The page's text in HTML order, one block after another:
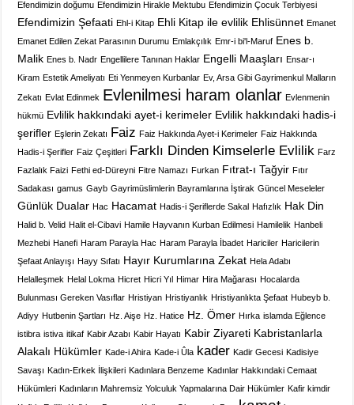
Efendimizin doğumu Efendimizin Hirakle Mektubu Efendimizin Çocuk Terbiyesi
Efendimizin Şefaati Ehl-i Kitap Ehli Kitap ile evlilik Ehlisünnet Emanet
Emanet Edilen Zekat Parasının Durumu Emlakçılık Emr-i bi'l-Maruf Enes b.
Malik Enes b. Nadr Engellilere Tanınan Haklar Engelli Maaşları Ensar-ı
Kiram Estetik Ameliyatı Eti Yenmeyen Kurbanlar Ev, Arsa Gibi Gayrimenkul Malların
Zekatı Evlat Edinmek Evlenilmesi haram olanlar Evlenmenin
hükmü Evlilik hakkındaki ayet-i kerimeler Evlilik hakkındaki hadis-i
şerifler Eşlerin Zekatı Faiz Faiz Hakkında Ayet-i Kerimeler Faiz Hakkında
Hadis-i Şerifler Faiz Çeşitleri Farklı Dinden Kimselerle Evlilik Farz
Fazlalık Faizi Fethi ed-Düreyni Fitre Namazı Furkan Fıtrat-ı Tağyir Fıtır
Sadakası gamus Gayb Gayrimüslimlerin Bayramlarına İştirak Güncel Meseleler
Günlük Dualar Hac Hacamat Hadis-i Şeriflerde Sakal Hafızlık Hak Din
Halid b. Velid Halit el-Cibavi Hamile Hayvanın Kurban Edilmesi Hamilelik Hanbeli
Mezhebi Hanefi Haram Parayla Hac Haram Parayla İbadet Hariciler Haricilerin
Şefaat Anlayışı Hayy Sıfatı Hayır Kurumlarına Zekat Hela Adabı
Helalleşmek Helal Lokma Hicret Hicri Yıl Himar Hira Mağarası Hocalarda
Bulunması Gereken Vasıflar Hristiyan Hristiyanlık Hristiyanlıkta Şefaat Hubeyb b.
Adiyy Hutbenin Şartları Hz. Aişe Hz. Hatice Hz. Ömer Hırka islamda Eğlence
istibra istiva itikaf Kabir Azabı Kabir Hayatı Kabir Ziyareti Kabristanlarla
Alakalı Hükümler Kade-i Ahira Kade-i Ûla kader Kadir Gecesi Kadisiye
Savaşı Kadın-Erkek İlişkileri Kadınlara Benzeme Kadınlar Hakkındaki Cemaat
Hükümleri Kadınların Mahremsiz Yolculuk Yapmalarına Dair Hükümler Kafir kimdir